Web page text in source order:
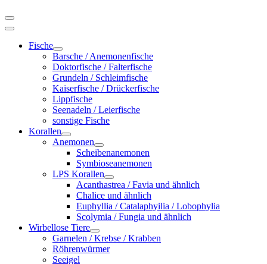
Fische
Barsche / Anemonenfische
Doktorfische / Falterfische
Grundeln / Schleimfische
Kaiserfische / Drückerfische
Lippfische
Seenadeln / Leierfische
sonstige Fische
Korallen
Anemonen
Scheibenanemonen
Symbioseanemonen
LPS Korallen
Acanthastrea / Favia und ähnlich
Chalice und ähnlich
Euphyllia / Catalaphyilia / Lobophylia
Scolymia / Fungia und ähnlich
Wirbellose Tiere
Garnelen / Krebse / Krabben
Röhrenwürmer
Seeigel